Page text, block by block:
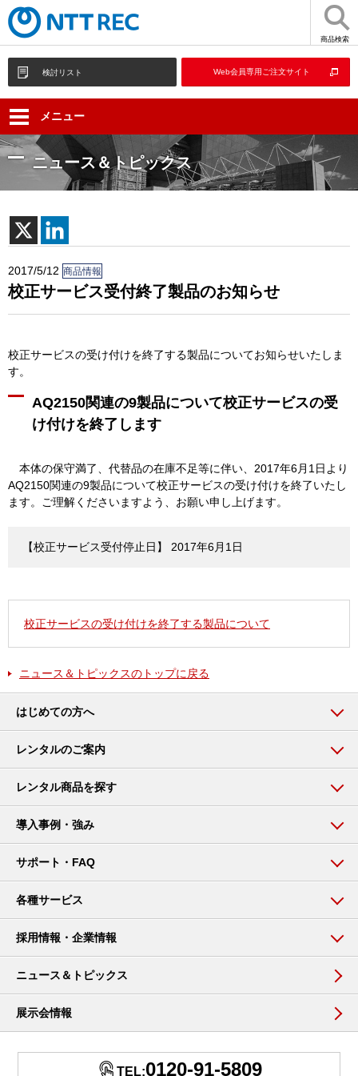
商品検索
検討リスト Web会員専用ご注文サイト
メニュー
ニュース＆トピックス
2017/5/12 商品情報
校正サービス受付終了製品のお知らせ
校正サービスの受け付けを終了する製品についてお知らせいたしま
す。
AQ2150関連の9製品について校正サービスの受
け付けを終了します
本体の保守満了、代替品の在庫不足等に伴い、2017年6月1日より
AQ2150関連の9製品について校正サービスの受け付けを終了いたし
ます。ご理解くださいますよう、お願い申し上げます。
【校正サービス受付停止日】 2017年6月1日
校正サービスの受け付けを終了する製品について
ニュース＆トピックスのトップに戻る
はじめての方へ
レンタルのご案内
レンタル商品を探す
導入事例・強み
サポート・FAQ
各種サービス
採用情報・企業情報
ニュース＆トピックス
展示会情報
TEL:0120-91-5809